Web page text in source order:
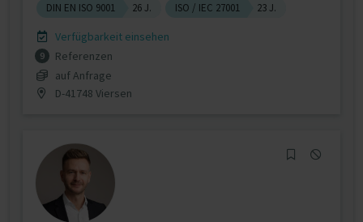
DIN EN ISO 9001
26 J. ISO / IEC 27001 23 J.
Verfügbarkeit einsehen
9
Referenzen
auf Anfrage
D-41748 Viersen